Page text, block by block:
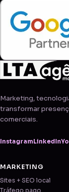
Marketing,
transformar
comerciais.
Instagram LinkedIn
MARKETING
Sites + SEO local